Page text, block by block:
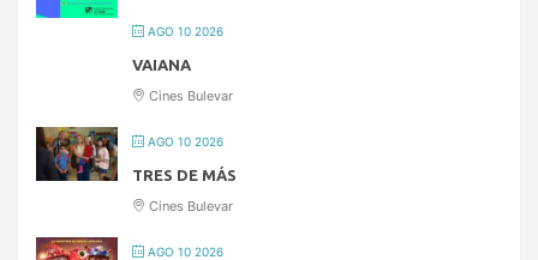
AGO 10 2026
VAIANA
Cines Bulevar
AGO 10 2026
TRES DE MÁS
Cines Bulevar
AGO 10 2026